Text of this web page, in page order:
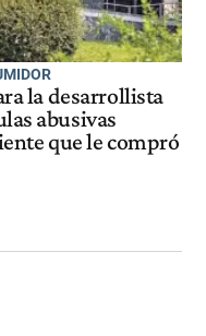
la desarrollista
abusivas
que le compró